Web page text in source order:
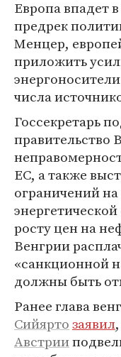
Европа впадет
предрек
Менцер,
приложить
числа
Госсекретарь
правительство
ЕС, а также
ограничений
росту цен на
Венгрии
«санкционной
должны быть
Ранее глава
Сийяртозаявил
Австрии